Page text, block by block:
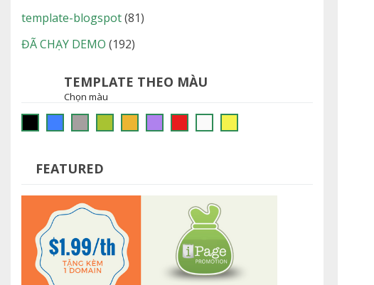
template-blogspot(81)
ĐÃ CHẠY DEMO (192)
TEMPLATE THEO MÀU
Chọn màu
FEATURED